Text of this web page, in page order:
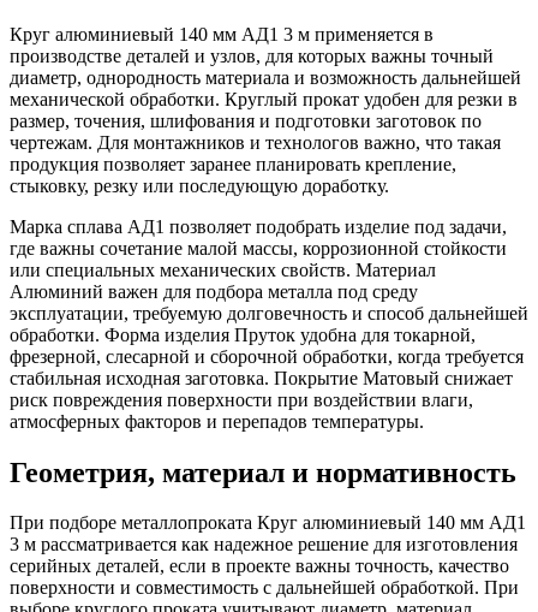
Круг алюминиевый 140 мм АД1 3 м применяется в
производстве деталей и узлов, для которых важны точный
диаметр, однородность материала и возможность дальнейшей
механической обработки. Круглый прокат удобен для резки в
размер, точения, шлифования и подготовки заготовок по
чертежам. Для монтажников и технологов важно, что такая
продукция позволяет заранее планировать крепление,
стыковку, резку или последующую доработку.
Марка сплава АД1 позволяет подобрать изделие под задачи,
где важны сочетание малой массы, коррозионной стойкости
или специальных механических свойств. Материал
Алюминий важен для подбора металла под среду
эксплуатации, требуемую долговечность и способ дальнейшей
обработки. Форма изделия Пруток удобна для токарной,
фрезерной, слесарной и сборочной обработки, когда требуется
стабильная исходная заготовка. Покрытие Матовый снижает
риск повреждения поверхности при воздействии влаги,
атмосферных факторов и перепадов температуры.
Геометрия, материал и нормативность
При подборе металлопроката Круг алюминиевый 140 мм АД1
3 м рассматривается как надежное решение для изготовления
серийных деталей, если в проекте важны точность, качество
поверхности и совместимость с дальнейшей обработкой. При